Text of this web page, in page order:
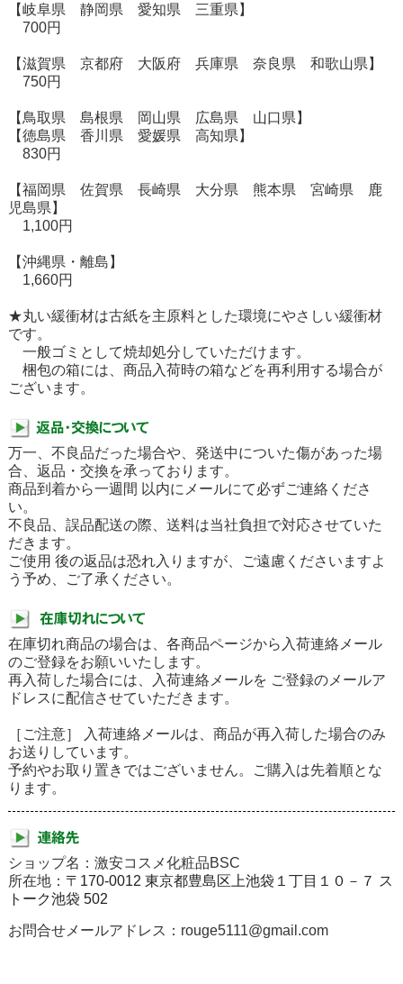
【岐阜県 静岡県 愛知県 三重県】
700円
【滋賀県 京都府 大阪府 兵庫県 奈良県 和歌山県】
750円
【鳥取県 島根県 岡山県 広島県 山口県】
【徳島県 香川県 愛媛県 高知県】
830円
【福岡県 佐賀県 長崎県 大分県 熊本県 宮崎県 鹿
児島県】
1,100円
【沖縄県・離島】
1,660円
★丸い緩衝材は古紙を主原料とした環境にやさしい緩衝材
です。
一般ゴミとして焼却処分していただけます。
梱包の箱には、商品入荷時の箱などを再利用する場合が
ございます。
万一、不良品だった場合や、発送中についた傷があった場
合、返品・交換を承っております。
商品到着から一週間 以内にメールにて必ずご連絡くださ
い。
不良品、誤品配送の際、送料は当社負担で対応させていた
だきます。
ご使用 後の返品は恐れ入りますが、ご遠慮くださいますよ
う予め、ご了承ください。
在庫切れ商品の場合は、各商品ページから入荷連絡メール
のご登録をお願いいたします。
再入荷した場合には、入荷連絡メールを ご登録のメールア
ドレスに配信させていただきます。
［ご注意］ 入荷連絡メールは、商品が再入荷した場合のみ
お送りしています。
予約やお取り置きではございません。ご購入は先着順とな
ります。
ショップ名：激安コスメ化粧品BSC
所在地： 〒170-0012 東京都豊島区上池袋１丁目１０－７ ス
トーク池袋 502
お問合せメールアドレス：rouge5111@gmail.com